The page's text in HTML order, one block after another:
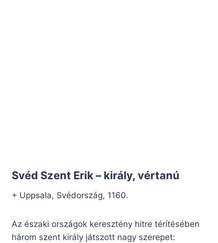
Svéd Szent Erik – király, vértanú
+ Uppsala, Svédország, 1160.
Az északi országok keresztény hitre térítésében
három szent király játszott nagy szerepet: